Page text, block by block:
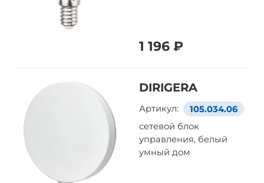
1 196 ₽
DIRIGERA
Артикул:
105.034.06
сетевой блок
управления, белый
умный дом